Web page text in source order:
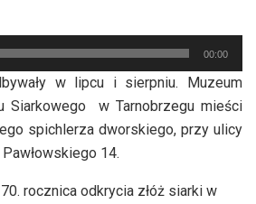
00:00
w lipcu i sierpniu. Muzeum
Siarkowego w Tarnobrzegu mieści
spichlerza dworskiego, przy ulicy
14.
rocznica odkrycia złóż siarki w